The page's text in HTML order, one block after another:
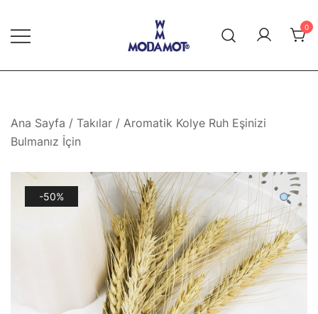
content
Modamot E-Ticaret
0
Ana Sayfa / Takılar / Aromatik Kolye Ruh Eşinizi
Bulmanız İçin
-50%